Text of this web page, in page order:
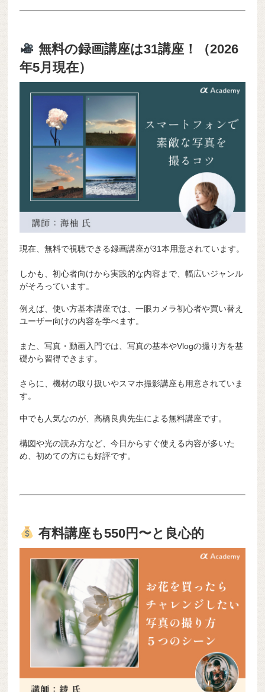
無料の録画講座は31講座！（2026
年5月現在）
現在、無料で視聴できる録画講座が31本用意されています。
しかも、初心者向けから実践的な内容まで、幅広いジャンル
がそろっています。
例えば、使い方基本講座では、一眼カメラ初心者や買い替え
ユーザー向けの内容を学べます。
また、写真・動画入門では、写真の基本やVlogの撮り方を基
礎から習得できます。
さらに、機材の取り扱いやスマホ撮影講座も用意されていま
す。
中でも人気なのが、高橋良典先生による無料講座です。
構図や光の読み方など、今日からすぐ使える内容が多いた
め、初めての方にも好評です。
有料講座も550円〜と良心的